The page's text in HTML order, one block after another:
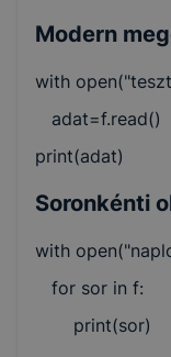
Modern
with
adat=f.read()
print(adat)
Soronkénti
with
for sor in f:
print(sor)